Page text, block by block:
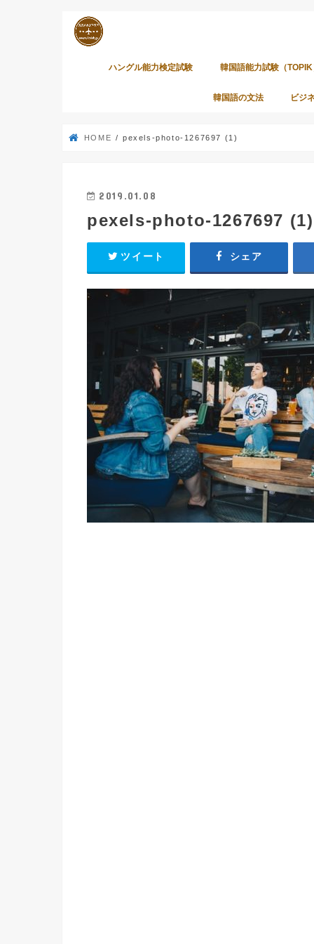
ハングル能力検定試験 韓国語能力試験（TOPIK
韓国語の文法 ビジ
HOME pexels-photo-1267697 (1)
2019.01.08
pexels-photo-1267697 (1)
ツイート シェア